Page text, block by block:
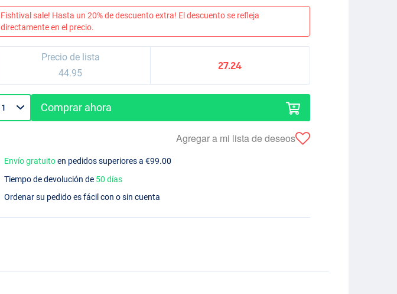
Fishtival sale! Hasta un 20% de descuento extra! El descuento se refleja
directamente en el precio.
Precio de lista
44.95
27.24
Comprar ahora
Agregar a mi lista de deseos
Envío gratuitoen pedidos superiores a €99.00
Tiempo de devolución de 50 días
Ordenar su pedido es fácil con o sin cuenta